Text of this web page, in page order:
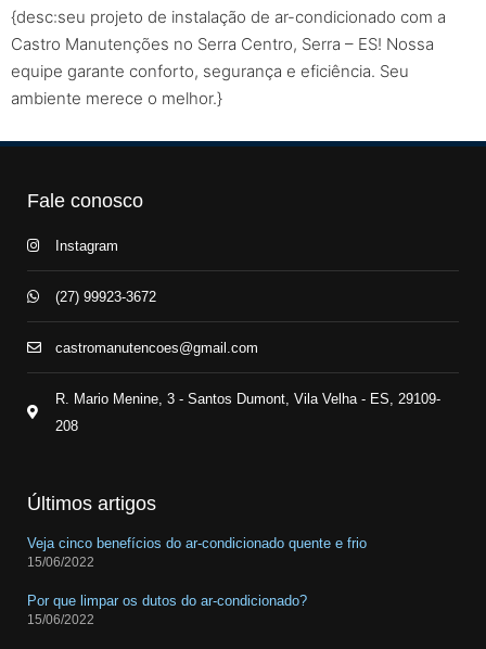
{desc:seu projeto de instalação de ar-condicionado com a
Castro Manutenções no Serra Centro, Serra – ES! Nossa
equipe garante conforto, segurança e eficiência. Seu
ambiente merece o melhor.}
Fale conosco
Instagram
(27) 99923-3672
castromanutencoes@gmail.com
R. Mario Menine, 3 - Santos Dumont, Vila Velha - ES, 29109-
208
Últimos artigos
Veja cinco benefícios do ar-condicionado quente e frio
15/06/2022
Por que limpar os dutos do ar-condicionado?
15/06/2022